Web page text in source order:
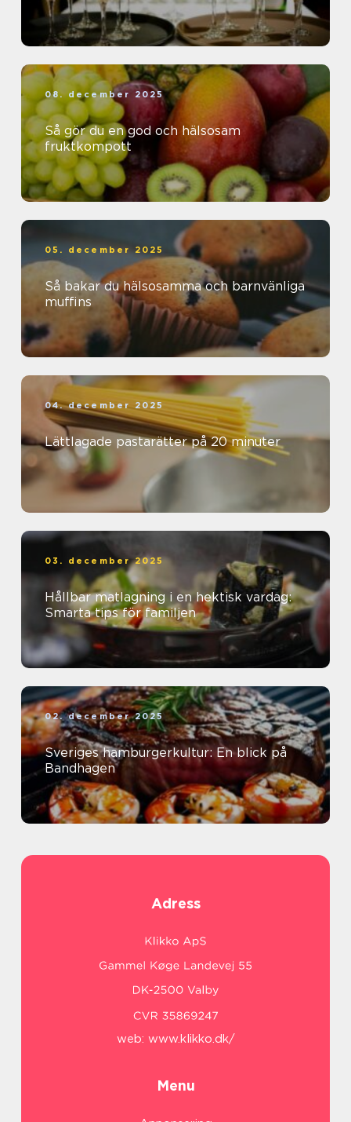
08. december 2025
Så gör du en god och hälsosam
fruktkompott
05. december 2025
Så bakar du hälsosamma och barnvänliga
muffins
04. december 2025
Lättlagade pastarätter på 20 minuter
03. december 2025
Hållbar matlagning i en hektisk vardag:
Smarta tips för familjen
02. december 2025
Sveriges hamburgerkultur: En blick på
Bandhagen
Adress
web: www.klikko.dk/
Menu